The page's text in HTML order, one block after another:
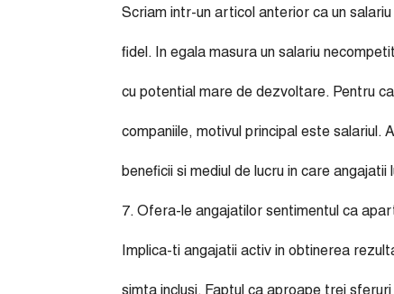
Scriam intr-un articol anterior ca un
fidel. In egala masura un salariu
cu potential mare de dezvoltare. Pentru
companiile, motivul principal este
beneficii si mediul de lucru in care angajatii
7. Ofera-le angajatilor sentimentul ca
Implica-ti angajatii activ in obtinerea
simta inclusi. Faptul ca aproape trei